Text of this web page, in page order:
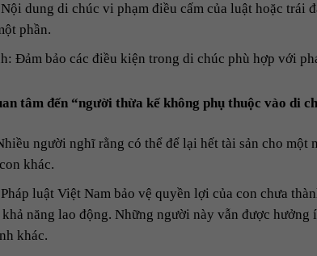
dung di chúc vi phạm điều cấm của luật hoặc trái
phần.
Đảm bảo các điều kiện trong di chúc phù hợp với
tâm đến “người thừa kế không phụ thuộc vào di
người nghĩ rằng có thể để lại hết tài sản cho một
khác.
luật Việt Nam bảo vệ quyền lợi của con chưa
năng lao động. Những người này vẫn được
khác.